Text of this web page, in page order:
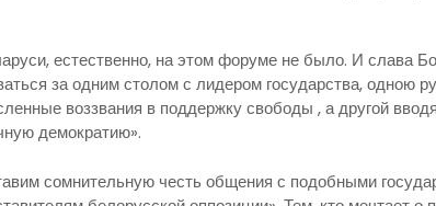
естественно, на этом форуме не было. И слава
за одним столом с лидером государства, одною
воззвания в поддержку свободы , а другой
демократию».
сомнительную честь общения с подобными